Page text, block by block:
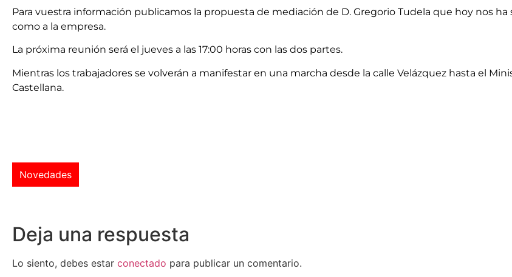
Para vuestra información publicamos la propuesta de mediación de D. Gregorio Tudela que hoy nos
como a la empresa.
La próxima reunión será el jueves a las 17:00 horas con las dos partes.
Mientras los trabajadores se volverán a manifestar en una marcha desde la calle Velázquez hasta el
Castellana.
Novedades
Deja una respuesta
Lo siento, debes estar conectado para publicar un comentario.